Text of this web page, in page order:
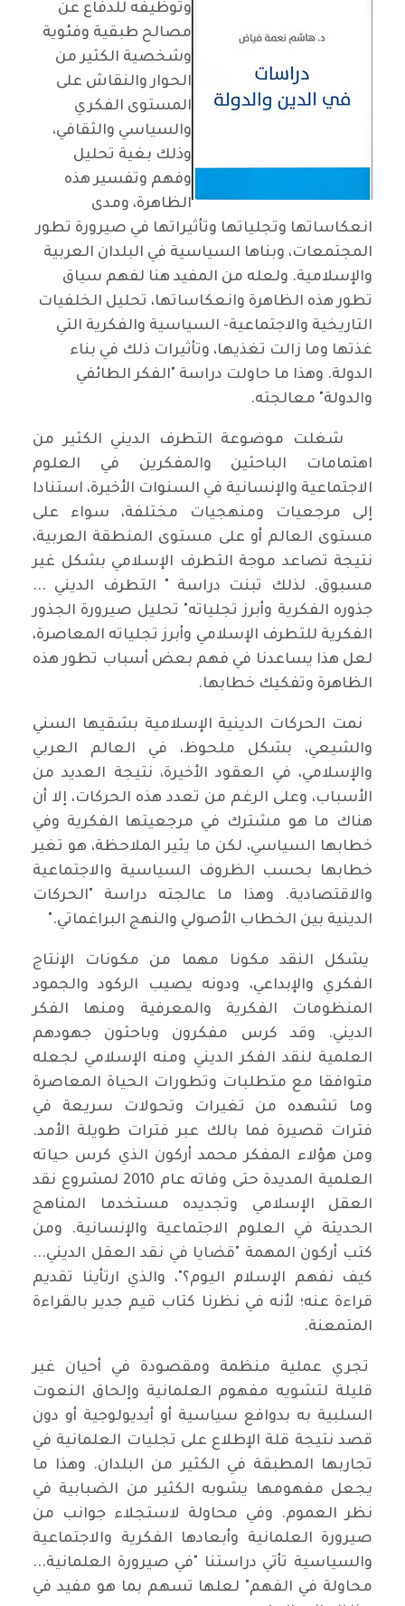
وتوظيفه للدفاع عن
مصالح طبقية وفئوية
وشخصية الكثير من
الحوار والنقاش على
المستوى الفكري
والسياسي والثقافي،
وذلك بغية تحليل
وفهم وتفسير هذه
الظاهرة، ومدى
انعكاساتها وتجلياتها وتأثيراتها في صيرورة تطور
المجتمعات، وبناها السياسية في البلدان العربية
والإسلامية. ولعله من المفيد هنا لفهم سياق
تطور هذه الظاهرة وانعكاساتها، تحليل الخلفيات
التاريخية والاجتماعية- السياسية والفكرية التي
غذتها وما زالت تغذيها، وتأثيرات ذلك في بناء
الدولة. وهذا ما حاولت دراسة "الفكر الطائفي
والدولة" معالجته.
شغلت موضوعة التطرف الديني الكثير من
اهتمامات الباحثين والمفكرين في العلوم
الاجتماعية والإنسانية في السنوات الأخيرة، استنادا
إلى مرجعيات ومنهجيات مختلفة، سواء على
مستوى العالم أو على مستوى المنطقة العربية،
نتيجة تصاعد موجة التطرف الإسلامي بشكل غير
مسبوق. لذلك تبنت دراسة " التطرف الديني ...
جذوره الفكرية وأبرز تجلياته" تحليل صيرورة الجذور
الفكرية للتطرف الإسلامي وأبرز تجلياته المعاصرة،
لعل هذا يساعدنا في فهم بعض أسباب تطور هذه
الظاهرة وتفكيك خطابها.
نمت الحركات الدينية الإسلامية بشقيها السني
والشيعي، بشكل ملحوظ، في العالم العربي
والإسلامي، في العقود الأخيرة، نتيجة العديد من
الأسباب، وعلى الرغم من تعدد هذه الحركات، إلا أن
هناك ما هو مشترك في مرجعيتها الفكرية وفي
خطابها السياسي، لكن ما يثير الملاحظة، هو تغير
خطابها بحسب الظروف السياسية والاجتماعية
والاقتصادية. وهذا ما عالجته دراسة "الحركات
الدينية بين الخطاب الأصولي والنهج البراغماتي."
يشكل النقد مكونا مهما من مكونات الإنتاج
الفكري والإبداعي، ودونه يصيب الركود والجمود
المنظومات الفكرية والمعرفية ومنها الفكر
الديني. وقد كرس مفكرون وباحثون جهودهم
العلمية لنقد الفكر الديني ومنه الإسلامي لجعله
متوافقا مع متطلبات وتطورات الحياة المعاصرة
وما تشهده من تغيرات وتحولات سريعة في
فترات قصيرة فما بالك عبر فترات طويلة الأمد.
ومن هؤلاء المفكر محمد أركون الذي كرس حياته
العلمية المديدة حتى وفاته عام 2010 لمشروع نقد
العقل الإسلامي وتجديده مستخدما المناهج
الحديثة في العلوم الاجتماعية والإنسانية. ومن
كتب أركون المهمة "قضايا في نقد العقل الديني...
كيف نفهم الإسلام اليوم؟"، والذي ارتأينا تقديم
قراءة عنه؛ لأنه في نظرنا كتاب قيم جدير بالقراءة
المتمعنة.
تجري عملية منظمة ومقصودة في أحيان غير
قليلة لتشويه مفهوم العلمانية وإلحاق النعوت
السلبية به بدوافع سياسية أو أيديولوجية أو دون
قصد نتيجة قلة الإطلاع على تجليات العلمانية في
تجاربها المطبقة في الكثير من البلدان. وهذا ما
يجعل مفهومها يشوبه الكثير من الضبابية في
نظر العموم. وفي محاولة لاستجلاء جوانب من
صيرورة العلمانية وأبعادها الفكرية والاجتماعية
والسياسية تأتي دراستنا "في صيرورة العلمانية...
محاولة في الفهم" لعلها تسهم بما هو مفيد في